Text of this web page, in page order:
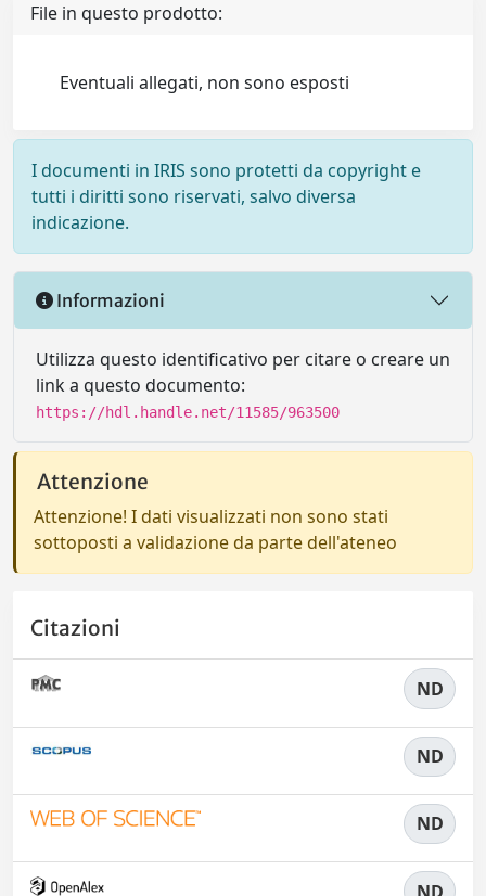
File in questo prodotto:
Eventuali allegati, non sono esposti
I documenti in IRIS sono protetti da copyright e
tutti i diritti sono riservati, salvo diversa
indicazione.
Informazioni
Utilizza questo identificativo per citare o creare un
link a questo documento:
https://hdl.handle.net/11585/963500
Attenzione
Attenzione! I dati visualizzati non sono stati
sottoposti a validazione da parte dell'ateneo
Citazioni
ND
ND
ND
ND